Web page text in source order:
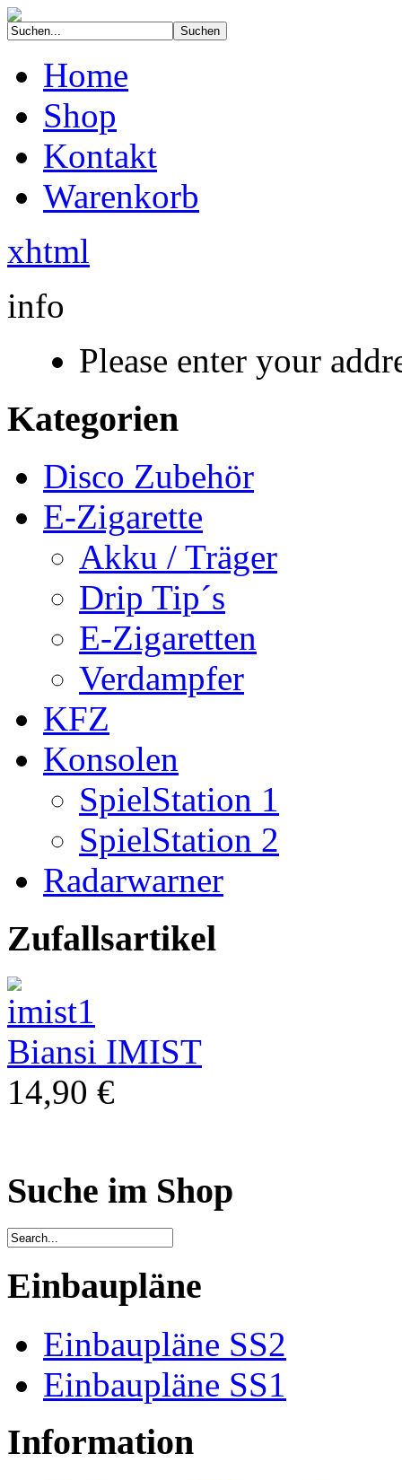
Home
Shop
Kontakt
Warenkorb
xhtml
info
Please enter your
Kategorien
Disco Zubehör
E-Zigarette
Akku / Träger
Drip Tip´s
E-Zigaretten
Verdampfer
KFZ
Konsolen
SpielStation 1
SpielStation 2
Radarwarner
Zufallsartikel
Biansi IMIST
14,90 €
Suche im Shop
Einbaupläne
Einbaupläne SS2
Einbaupläne SS1
Information